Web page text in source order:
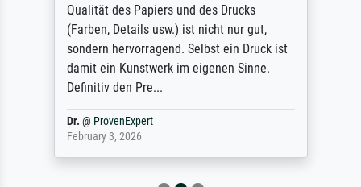
Qualität des Papiers und des Drucks
(Farben, Details usw.) ist nicht nur gut,
sondern hervorragend. Selbst ein Druck ist
damit ein Kunstwerk im eigenen Sinne.
Definitiv den Pre...
Dr. @ ProvenExpert
February 3, 2026